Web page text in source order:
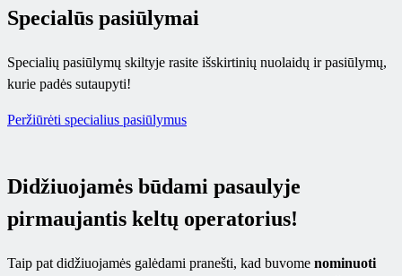
Specialūs pasiūlymai
Specialių pasiūlymų skiltyje rasite išskirtinių nuolaidų ir pasiūlymų,
kurie padės sutaupyti!
Peržiūrėti specialius pasiūlymus
Didžiuojamės būdami pasaulyje
pirmaujantis keltų operatorius!
Taip pat didžiuojamės galėdami pranešti, kad buvome nominuoti